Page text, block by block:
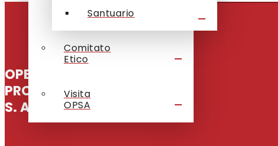
Santuario
Comitato
Etico
Visita
OPSA
OPERA DELLA
PROVVIDENZA
S. ANTONIO